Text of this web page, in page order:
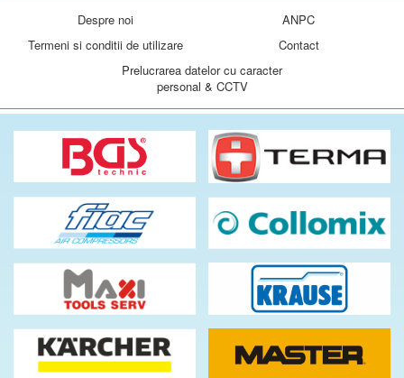
Despre noi
ANPC
Termeni si conditii de utilizare
Contact
Prelucrarea datelor cu caracter
personal & CCTV